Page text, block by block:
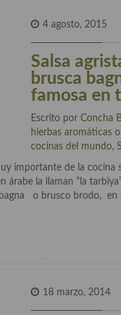
4 agosto, 2015
Salsa
brusca
famosa en
Escrito porConcha
hierbas aromáticas
cocinas del mundo,
importante de la
árabe la llaman “la
o brusco brodo, en
18 marzo, 2014